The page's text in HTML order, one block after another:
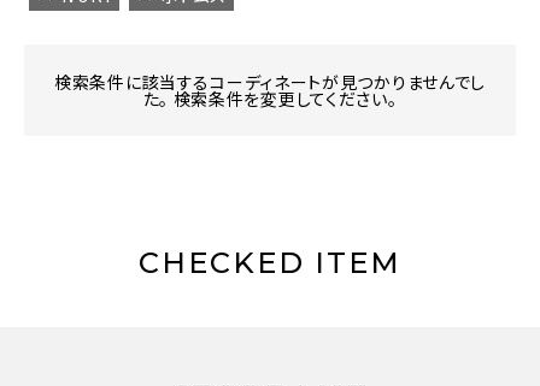
検索条件に該当するコーディネートが見つかりませんでし
た。 検索条件を変更してください。
CHECKED ITEM